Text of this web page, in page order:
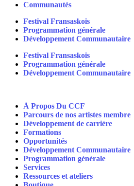
Communautés
Festival Fransaskois
Programmation générale
Développement Communautaire
Festival Fransaskois
Programmation générale
Développement Communautaire
Á Propos Du CCF
Parcours de nos artistes membre
Développement de carrière
Formations
Opportunités
Développement Communautaire
Programmation générale
Services
Ressources et ateliers